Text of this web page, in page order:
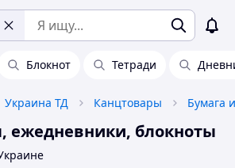
Блокнот Тетради
Украина ТД Канцтовары Бумага
ежедневники, блокноты